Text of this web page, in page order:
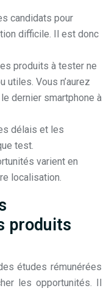
candidats pour
difficile. Il est donc
produits à tester ne
utiles. Vous n’aurez
dernier smartphone à
délais et les
test.
varient en
localisation.
produits
études rémunérées
les opportunités. Il